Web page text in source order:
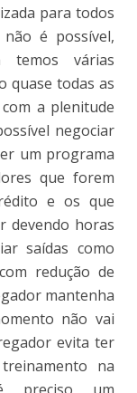
para todos
é possível,
temos várias
quase todas as
a plenitude
negociar
um programa
que forem
e os que
devendo horas
saídas como
redução de
mantenha
não vai
evita ter
na